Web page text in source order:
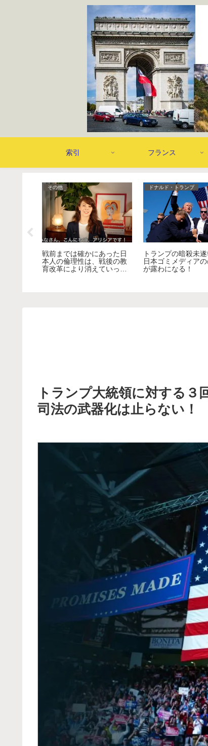
索引 フランス
その他
戦前までは確かにあった日
本人の倫理性は、戦後の教
育改革により消えていって
ドナルド・トランプ
トランプの暗殺未
日本ゴミメディアの
が露わになる！
トランプ大統領に対する３
司法の武器化は止らない！